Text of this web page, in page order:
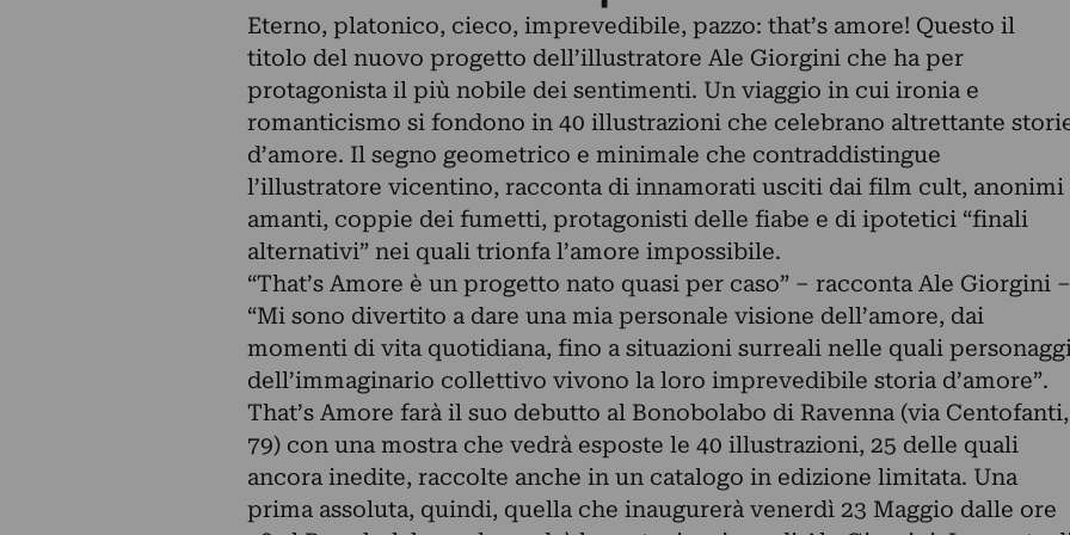
Eterno, platonico, cieco, imprevedibile, pazzo: that’s amore! Questo il
titolo del nuovo progetto dell’illustratore Ale Giorgini che ha per
protagonista il più nobile dei sentimenti. Un viaggio in cui ironia e
romanticismo si fondono in 40 illustrazioni che celebrano altrettante
d’amore. Il segno geometrico e minimale che contraddistingue
l’illustratore vicentino, racconta di innamorati usciti dai film cult, anonimi
amanti, coppie dei fumetti, protagonisti delle fiabe e di ipotetici “finali
alternativi” nei quali trionfa l’amore impossibile.
“That’s Amore è un progetto nato quasi per caso” – racconta Ale Giorgini –
“Mi sono divertito a dare una mia personale visione dell’amore, dai
momenti di vita quotidiana, fino a situazioni surreali nelle quali
dell’immaginario collettivo vivono la loro imprevedibile storia d’amore”.
That’s Amore farà il suo debutto al Bonobolabo di Ravenna (via Centofanti,
79) con una mostra che vedrà esposte le 40 illustrazioni, 25 delle quali
ancora inedite, raccolte anche in un catalogo in edizione limitata. Una
prima assoluta, quindi, quella che inaugurerà venerdì 23 Maggio dalle ore